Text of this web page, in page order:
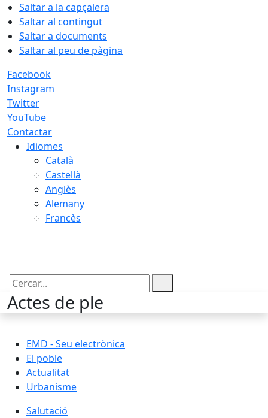
Saltar a la capçalera
Saltar al contingut
Saltar a documents
Saltar al peu de pàgina
Facebook
Instagram
Twitter
YouTube
Contactar
Idiomes
Català
Castellà
Anglès
Alemany
Francès
Cercar:
Actes de ple
EMD - Seu electrònica
El poble
Actualitat
Urbanisme
Salutació